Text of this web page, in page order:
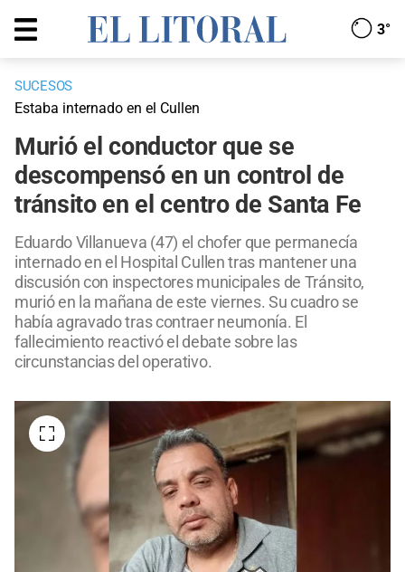
3°
SUCESOS
Estaba internado en el Cullen
Murió el conductor que se
descompensó en un control de
tránsito en el centro de Santa Fe
Eduardo Villanueva (47) el chofer que permanecía
internado en el Hospital Cullen tras mantener una
discusión con inspectores municipales de Tránsito,
murió en la mañana de este viernes. Su cuadro se
había agravado tras contraer neumonía. El
fallecimiento reactivó el debate sobre las
circunstancias del operativo.